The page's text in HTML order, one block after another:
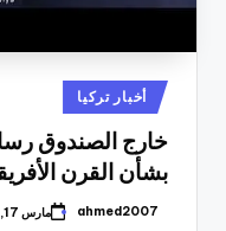
نُشر
في
أخبار تركيا
خارج الصندوق
بشأن القرن
تمّ
ahmed2007 مارس 17, 2026